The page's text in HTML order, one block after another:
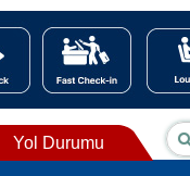
Yol Durumu